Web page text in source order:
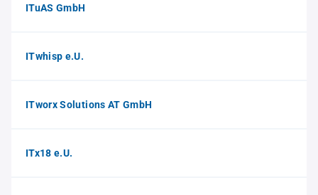
ITuAS GmbH
ITwhisp e.U.
ITworx Solutions AT GmbH
ITx18 e.U.